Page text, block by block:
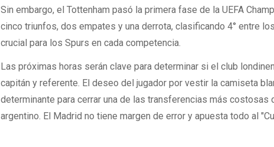
Sin embargo, el Tottenham pasó la primera fase de la UEFA
cinco triunfos, dos empates y una derrota, clasificando 4° entre
crucial para los Spurs en cada competencia.
Las próximas horas serán clave para determinar si el club
capitán y referente. El deseo del jugador por vestir la camiseta
determinante para cerrar una de las transferencias más costosas
argentino. El Madrid no tiene margen de error y apuesta todo al